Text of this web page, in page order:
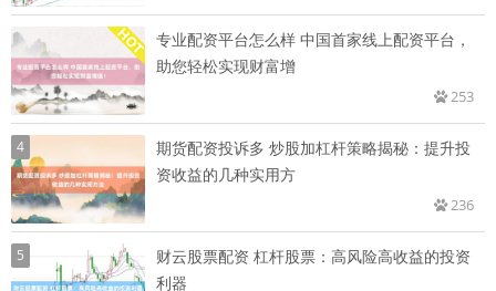
专业配资平台怎么样 中国首家线上配资平台，
助您轻松实现财富增
253
4
期货配资投诉多 炒股加杠杆策略揭秘：提升投
资收益的几种实用方
236
5
财云股票配资 杠杆股票：高风险高收益的投资
利器